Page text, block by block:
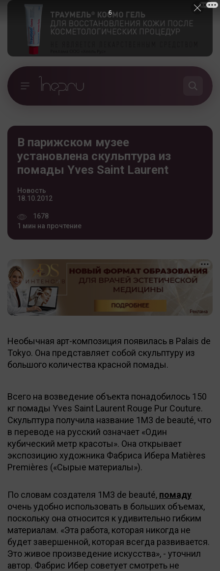
В парижском музее
установлена скульптура из
помады Yves Saint Laurent
Новость
18.10.2012
1678
1 мин на прочтение
Необычная арт-композиция появилась в Palais de
Tokyo. Она представляет собой скульптуру из
большого количества красной помады.
Всего на возведение объекта понадобилось 150
кг помады Yves Saint Laurent Rouge Pur Couture.
Скульптура получила название 1M3 de beauté, что
в переводе на русский означает «Один
кубический метр красоты». Она открывает
экспозицию художника Фабриса Ибера Matières
Premières («Сырые материалы»).
По словам создателя 1M3 de beauté, помаду
очень удобно использовать в больших объемах,
поскольку она относится к удивительно гибким
материалам. «Эта работа, которая никогда не
будет завершенной, которая всегда развивается.
Это живое произведение искусства», - уточнил
автор. Фабрис Ибер советует смотреть не
5